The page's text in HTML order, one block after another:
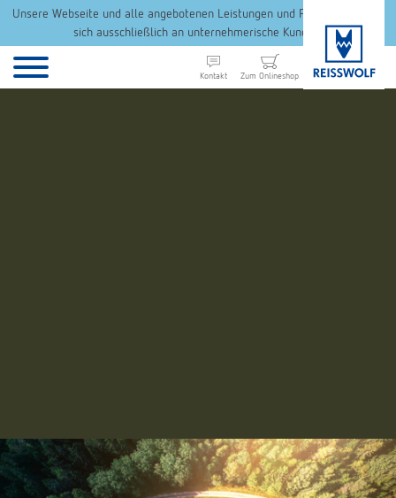
Unsere Webseite und alle angebotenen Leistungen und Produkte richten
sich ausschließlich an unternehmerische Kunden.
Kontakt Zum Onlineshop